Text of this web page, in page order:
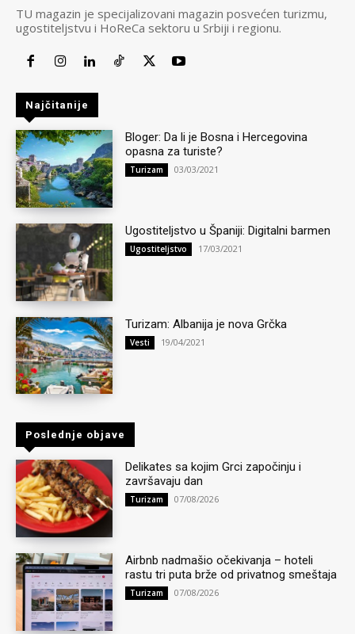
TU magazin je specijalizovani magazin posvećen turizmu,
ugostiteljstvu i HoReCa sektoru u Srbiji i regionu.
Najčitanije
Bloger: Da li je Bosna i Hercegovina
opasna za turiste?
Turizam 03/03/2021
Ugostiteljstvo u Španiji: Digitalni barmen
Ugostiteljstvo 17/03/2021
Turizam: Albanija je nova Grčka
Vesti 19/04/2021
Poslednje objave
Delikates sa kojim Grci započinju i
završavaju dan
Turizam 07/08/2026
Airbnb nadmašio očekivanja – hoteli
rastu tri puta brže od privatnog smeštaja
Turizam 07/08/2026